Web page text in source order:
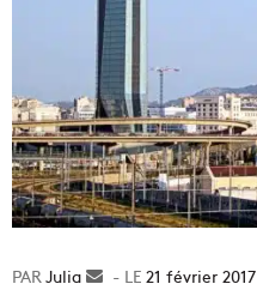
Julia
Envoyer21 février 2017